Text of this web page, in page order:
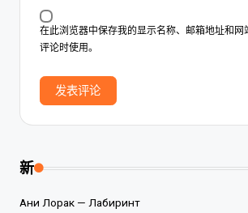
在此浏览器中保存我的显示名称、邮箱地址和网
评论时使用。
新
Ани Лорак — Лабиринт